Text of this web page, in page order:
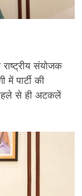
संयोजक
पार्टी की
से ही अटकलें